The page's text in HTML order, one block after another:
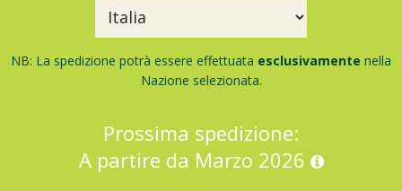
NB: La spedizione potrà essere effettuata esclusivamente nella
Nazione selezionata.
Prossima spedizione:
A partire da Marzo 2026